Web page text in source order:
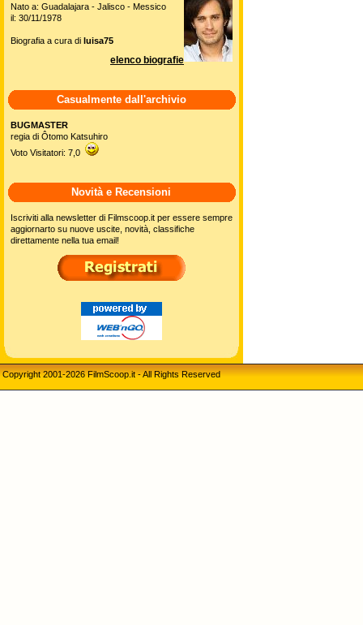
Nato a: Guadalajara - Jalisco - Messico
il: 30/11/1978
Biografia a cura di luisa75
elenco biografie
Casualmente dall'archivio
BUGMASTER
regia di Ôtomo Katsuhiro
Voto Visitatori: 7,0
Novità e Recensioni
Iscriviti alla newsletter di Filmscoop.it per essere sempre
aggiornarto su nuove uscite, novità, classifiche
direttamente nella tua email!
Copyright 2001-2026 FilmScoop.it - All Rights Reserved